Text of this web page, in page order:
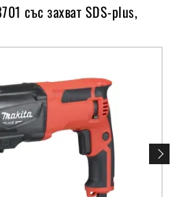
със захват SDS-plus,